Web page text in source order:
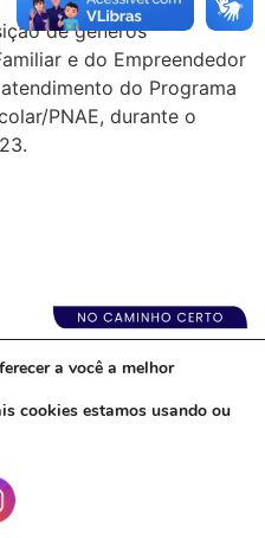
de gêneros
e do Empreendedor
do Programa
PNAE, durante o
reservados
a você a melhor
cookies estamos usando ou